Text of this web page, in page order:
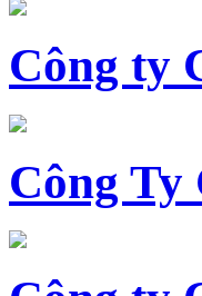
Công ty
Công